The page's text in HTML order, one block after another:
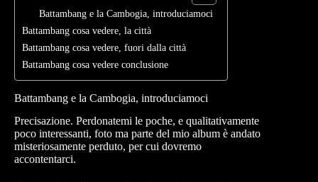
Battambang e la Cambogia, introduciamoci
Battambang cosa vedere, la città
Battambang cosa vedere, fuori dalla città
Battambang cosa vedere conclusione
Battambang e la Cambogia, introduciamoci
Precisazione. Perdonatemi le poche, e qualitativamente
poco interessanti, foto ma parte del mio album è andato
misteriosamente perduto, per cui dovremo
accontentarci.